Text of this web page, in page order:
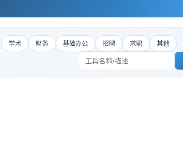
学术 财务 基础办公 招聘 求职 其他